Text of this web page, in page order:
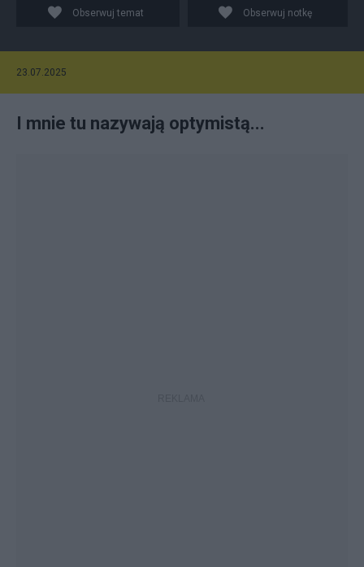
Obserwuj temat Obserwuj notkę
23.07.2025
I mnie tu nazywają optymistą...